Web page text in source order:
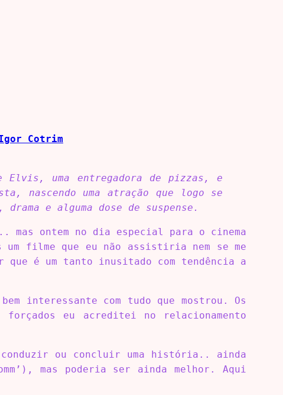
Cotrim
uma entregadora de pizzas, e
nascendo uma atração que logo se
e alguma dose de suspense.
ontem no dia especial para o cinema
filme que eu não assistiria nem se me
que é um tanto inusitado com tendência a
interessante com tudo que mostrou. Os
forçados eu acreditei no relacionamento
conduzir ou concluir uma história.. ainda
mas poderia ser ainda melhor. Aqui